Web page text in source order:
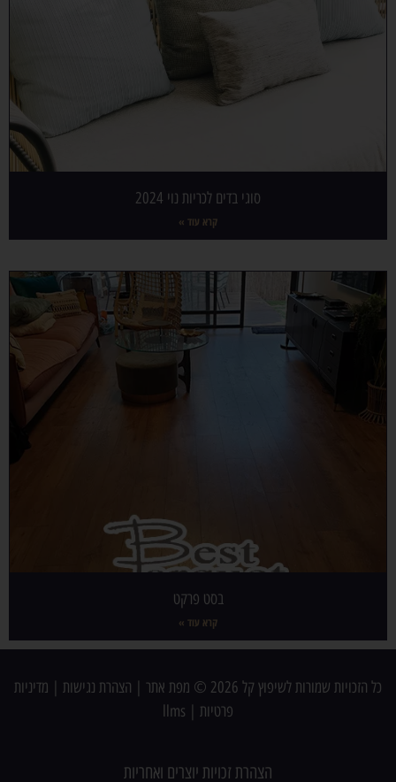
סוגי בדים לכריות נוי 2024
קרא עוד »
בסט פרקט
קרא עוד »
כל הזכויות שמורות לשיפוץ קל 2026 © מפת אתר הצהרת נגישות
מדיניות
פרטיות
llms
הצהרת זכויות יוצרים ואחריות